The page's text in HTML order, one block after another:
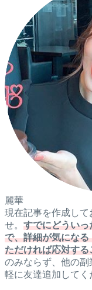
麗華
現在記事を作成して
せ。 すでにどうい
で、詳細が気にな
ただければ応対する
のみならず、他の
軽に友達追加してく